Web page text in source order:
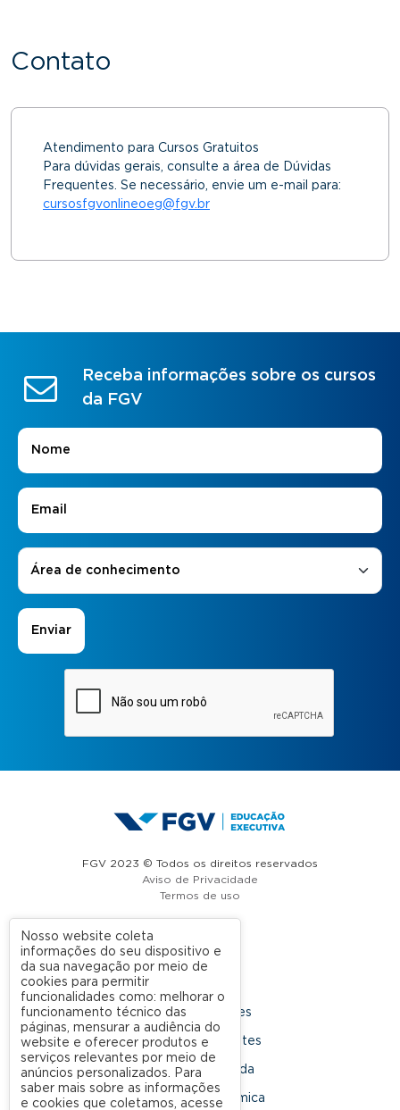
Contato
Atendimento para Cursos Gratuitos
Para dúvidas gerais, consulte a área de Dúvidas
Frequentes. Se necessário, envie um e-mail para:
cursosfgvonlineoeg@fgv.br
Receba informações sobre os cursos
da FGV
Nome
E-mail
Áreas de Interesse
Área de conhecimento
FGV 2023 © Todos os direitos reservados
Aviso de Privacidade
Termos de uso
A FGV
Nossas Unidades
Dúvidas Frequentes
Rede Conveniada
Ouvidoria Acadêmica
Nosso website coleta
informações do seu dispositivo e
da sua navegação por meio de
cookies para permitir
funcionalidades como: melhorar o
funcionamento técnico das
páginas, mensurar a audiência do
website e oferecer produtos e
serviços relevantes por meio de
anúncios personalizados. Para
saber mais sobre as informações
e cookies que coletamos, acesse